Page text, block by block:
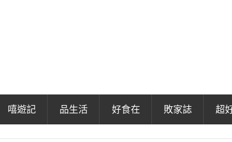
嘻遊記 品生活 好食在 敗家誌 超